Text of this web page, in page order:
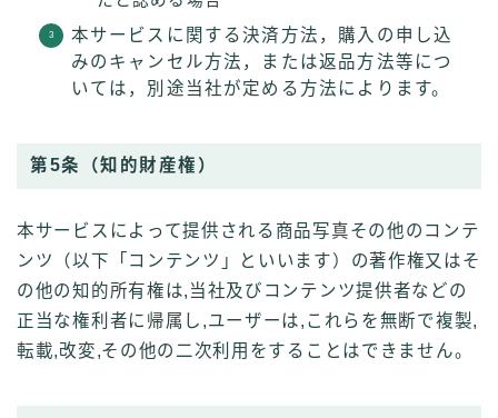
本サービスに関する決済方法，購入の申し込
みのキャンセル方法，または返品方法等につ
いては，別途当社が定める方法によります。
第5条（知的財産権）
本サービスによって提供される商品写真その他のコンテ
ンツ（以下「コンテンツ」といいます）の著作権又はそ
の他の知的所有権は,当社及びコンテンツ提供者などの
正当な権利者に帰属し,ユーザーは,これらを無断で複製,
転載,改変,その他の二次利用をすることはできません。